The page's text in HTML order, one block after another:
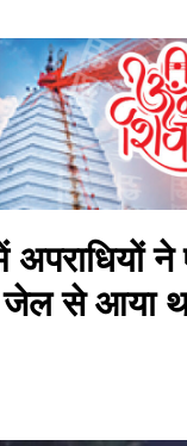
अपराधियों
से आया